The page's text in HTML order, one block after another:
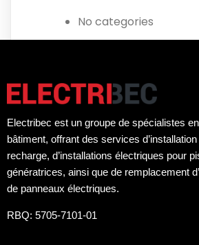
No categories
Electribec est un groupe de spécialistes
bâtiment, offrant des services
recharge, d’installations électriques pour
génératrices, ainsi que de remplacement
de panneaux électriques.
RBQ: 5705-7101-01